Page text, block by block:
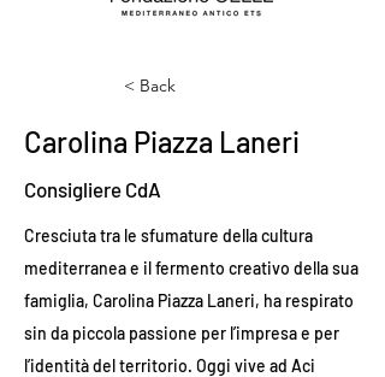
< Back
Carolina Piazza Laneri
Consigliere CdA
Cresciuta tra le sfumature della cultura
mediterranea e il fermento creativo della sua
famiglia, Carolina Piazza Laneri, ha respirato
sin da piccola passione per l’impresa e per
l’identità del territorio. Oggi vive ad Aci